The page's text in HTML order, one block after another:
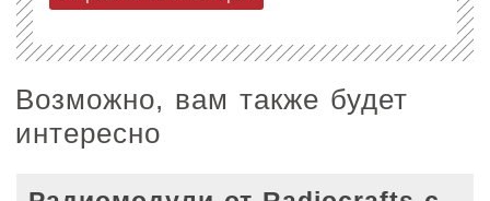
Возможно, вам также будет
интересно